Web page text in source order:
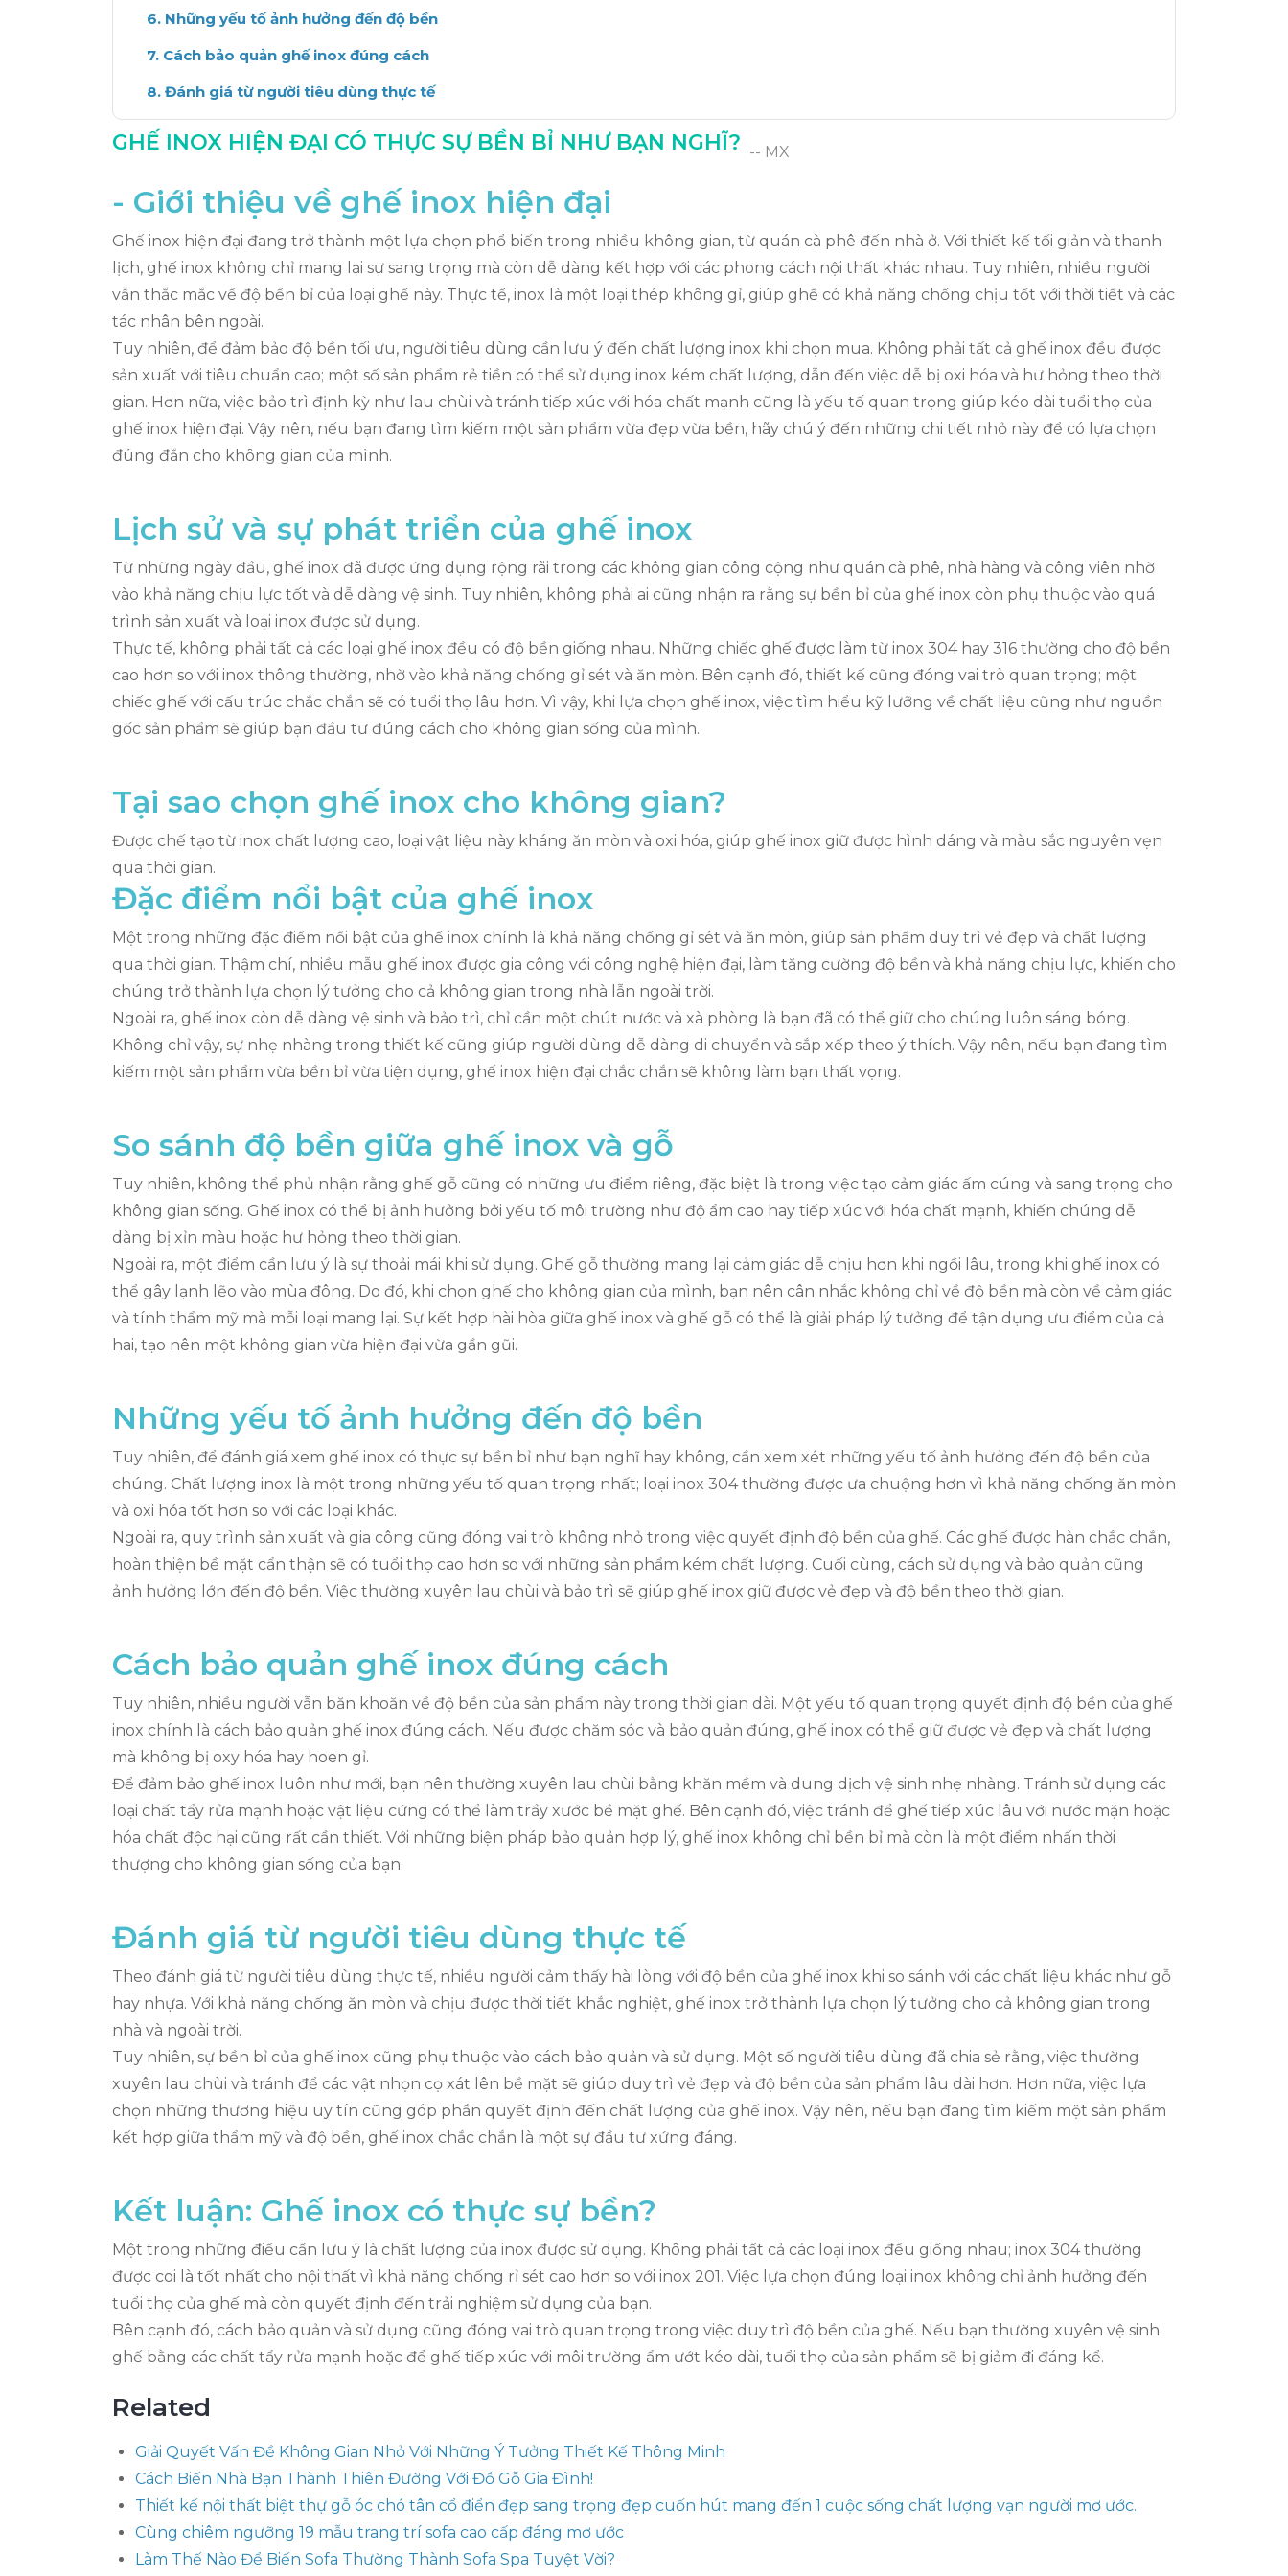
Những yếu tố ảnh hưởng đến độ bền
Cách bảo quản ghế inox đúng cách
Đánh giá từ người tiêu dùng thực tế
Kết luận: Ghế inox có thực sự bền?
GHẾ INOX HIỆN ĐẠI CÓ THỰC SỰ BỀN BỈ NHƯ BẠN NGHĨ? -- MX
- Giới thiệu về ghế inox hiện đại
Ghế inox hiện đại đang trở thành một lựa chọn phổ biến trong nhiều không gian, từ quán cà phê đến nhà ở. Với thiết kế tối giản và thanh
lịch, ghế inox không chỉ mang lại sự sang trọng mà còn dễ dàng kết hợp với các phong cách nội thất khác nhau. Tuy nhiên, nhiều người
vẫn thắc mắc về độ bền bỉ của loại ghế này. Thực tế, inox là một loại thép không gỉ, giúp ghế có khả năng chống chịu tốt với thời tiết và các
tác nhân bên ngoài.
Tuy nhiên, để đảm bảo độ bền tối ưu, người tiêu dùng cần lưu ý đến chất lượng inox khi chọn mua. Không phải tất cả ghế inox đều được
sản xuất với tiêu chuẩn cao; một số sản phẩm rẻ tiền có thể sử dụng inox kém chất lượng, dẫn đến việc dễ bị oxi hóa và hư hỏng theo thời
gian. Hơn nữa, việc bảo trì định kỳ như lau chùi và tránh tiếp xúc với hóa chất mạnh cũng là yếu tố quan trọng giúp kéo dài tuổi thọ của
ghế inox hiện đại. Vậy nên, nếu bạn đang tìm kiếm một sản phẩm vừa đẹp vừa bền, hãy chú ý đến những chi tiết nhỏ này để có lựa chọn
đúng đắn cho không gian của mình.
Lịch sử và sự phát triển của ghế inox
Từ những ngày đầu, ghế inox đã được ứng dụng rộng rãi trong các không gian công cộng như quán cà phê, nhà hàng và công viên nhờ
vào khả năng chịu lực tốt và dễ dàng vệ sinh. Tuy nhiên, không phải ai cũng nhận ra rằng sự bền bỉ của ghế inox còn phụ thuộc vào quá
trình sản xuất và loại inox được sử dụng.
Thực tế, không phải tất cả các loại ghế inox đều có độ bền giống nhau. Những chiếc ghế được làm từ inox 304 hay 316 thường cho độ bền
cao hơn so với inox thông thường, nhờ vào khả năng chống gỉ sét và ăn mòn. Bên cạnh đó, thiết kế cũng đóng vai trò quan trọng; một
chiếc ghế với cấu trúc chắc chắn sẽ có tuổi thọ lâu hơn. Vì vậy, khi lựa chọn ghế inox, việc tìm hiểu kỹ lưỡng về chất liệu cũng như nguồn
gốc sản phẩm sẽ giúp bạn đầu tư đúng cách cho không gian sống của mình.
Tại sao chọn ghế inox cho không gian?
Được chế tạo từ inox chất lượng cao, loại vật liệu này kháng ăn mòn và oxi hóa, giúp ghế inox giữ được hình dáng và màu sắc nguyên vẹn
qua thời gian.
Đặc điểm nổi bật của ghế inox
Một trong những đặc điểm nổi bật của ghế inox chính là khả năng chống gỉ sét và ăn mòn, giúp sản phẩm duy trì vẻ đẹp và chất lượng
qua thời gian. Thậm chí, nhiều mẫu ghế inox được gia công với công nghệ hiện đại, làm tăng cường độ bền và khả năng chịu lực, khiến cho
chúng trở thành lựa chọn lý tưởng cho cả không gian trong nhà lẫn ngoài trời.
Ngoài ra, ghế inox còn dễ dàng vệ sinh và bảo trì, chỉ cần một chút nước và xà phòng là bạn đã có thể giữ cho chúng luôn sáng bóng.
Không chỉ vậy, sự nhẹ nhàng trong thiết kế cũng giúp người dùng dễ dàng di chuyển và sắp xếp theo ý thích. Vậy nên, nếu bạn đang tìm
kiếm một sản phẩm vừa bền bỉ vừa tiện dụng, ghế inox hiện đại chắc chắn sẽ không làm bạn thất vọng.
So sánh độ bền giữa ghế inox và gỗ
Tuy nhiên, không thể phủ nhận rằng ghế gỗ cũng có những ưu điểm riêng, đặc biệt là trong việc tạo cảm giác ấm cúng và sang trọng cho
không gian sống. Ghế inox có thể bị ảnh hưởng bởi yếu tố môi trường như độ ẩm cao hay tiếp xúc với hóa chất mạnh, khiến chúng dễ
dàng bị xỉn màu hoặc hư hỏng theo thời gian.
Ngoài ra, một điểm cần lưu ý là sự thoải mái khi sử dụng. Ghế gỗ thường mang lại cảm giác dễ chịu hơn khi ngồi lâu, trong khi ghế inox có
thể gây lạnh lẽo vào mùa đông. Do đó, khi chọn ghế cho không gian của mình, bạn nên cân nhắc không chỉ về độ bền mà còn về cảm giác
và tính thẩm mỹ mà mỗi loại mang lại. Sự kết hợp hài hòa giữa ghế inox và ghế gỗ có thể là giải pháp lý tưởng để tận dụng ưu điểm của cả
hai, tạo nên một không gian vừa hiện đại vừa gần gũi.
Những yếu tố ảnh hưởng đến độ bền
Tuy nhiên, để đánh giá xem ghế inox có thực sự bền bỉ như bạn nghĩ hay không, cần xem xét những yếu tố ảnh hưởng đến độ bền của
chúng. Chất lượng inox là một trong những yếu tố quan trọng nhất; loại inox 304 thường được ưa chuộng hơn vì khả năng chống ăn mòn
và oxi hóa tốt hơn so với các loại khác.
Ngoài ra, quy trình sản xuất và gia công cũng đóng vai trò không nhỏ trong việc quyết định độ bền của ghế. Các ghế được hàn chắc chắn,
hoàn thiện bề mặt cẩn thận sẽ có tuổi thọ cao hơn so với những sản phẩm kém chất lượng. Cuối cùng, cách sử dụng và bảo quản cũng
ảnh hưởng lớn đến độ bền. Việc thường xuyên lau chùi và bảo trì sẽ giúp ghế inox giữ được vẻ đẹp và độ bền theo thời gian.
Cách bảo quản ghế inox đúng cách
Tuy nhiên, nhiều người vẫn băn khoăn về độ bền của sản phẩm này trong thời gian dài. Một yếu tố quan trọng quyết định độ bền của ghế
inox chính là cách bảo quản ghế inox đúng cách. Nếu được chăm sóc và bảo quản đúng, ghế inox có thể giữ được vẻ đẹp và chất lượng
mà không bị oxy hóa hay hoen gỉ.
Để đảm bảo ghế inox luôn như mới, bạn nên thường xuyên lau chùi bằng khăn mềm và dung dịch vệ sinh nhẹ nhàng. Tránh sử dụng các
loại chất tẩy rửa mạnh hoặc vật liệu cứng có thể làm trầy xước bề mặt ghế. Bên cạnh đó, việc tránh để ghế tiếp xúc lâu với nước mặn hoặc
hóa chất độc hại cũng rất cần thiết. Với những biện pháp bảo quản hợp lý, ghế inox không chỉ bền bỉ mà còn là một điểm nhấn thời
thượng cho không gian sống của bạn.
Đánh giá từ người tiêu dùng thực tế
Theo đánh giá từ người tiêu dùng thực tế, nhiều người cảm thấy hài lòng với độ bền của ghế inox khi so sánh với các chất liệu khác như gỗ
hay nhựa. Với khả năng chống ăn mòn và chịu được thời tiết khắc nghiệt, ghế inox trở thành lựa chọn lý tưởng cho cả không gian trong
nhà và ngoài trời.
Tuy nhiên, sự bền bỉ của ghế inox cũng phụ thuộc vào cách bảo quản và sử dụng. Một số người tiêu dùng đã chia sẻ rằng, việc thường
xuyên lau chùi và tránh để các vật nhọn cọ xát lên bề mặt sẽ giúp duy trì vẻ đẹp và độ bền của sản phẩm lâu dài hơn. Hơn nữa, việc lựa
chọn những thương hiệu uy tín cũng góp phần quyết định đến chất lượng của ghế inox. Vậy nên, nếu bạn đang tìm kiếm một sản phẩm
kết hợp giữa thẩm mỹ và độ bền, ghế inox chắc chắn là một sự đầu tư xứng đáng.
Kết luận: Ghế inox có thực sự bền?
Một trong những điều cần lưu ý là chất lượng của inox được sử dụng. Không phải tất cả các loại inox đều giống nhau; inox 304 thường
được coi là tốt nhất cho nội thất vì khả năng chống rỉ sét cao hơn so với inox 201. Việc lựa chọn đúng loại inox không chỉ ảnh hưởng đến
tuổi thọ của ghế mà còn quyết định đến trải nghiệm sử dụng của bạn.
Bên cạnh đó, cách bảo quản và sử dụng cũng đóng vai trò quan trọng trong việc duy trì độ bền của ghế. Nếu bạn thường xuyên vệ sinh
ghế bằng các chất tẩy rửa mạnh hoặc để ghế tiếp xúc với môi trường ẩm ướt kéo dài, tuổi thọ của sản phẩm sẽ bị giảm đi đáng kể.
Related
Giải Quyết Vấn Đề Không Gian Nhỏ Với Những Ý Tưởng Thiết Kế Thông Minh
Cách Biến Nhà Bạn Thành Thiên Đường Với Đồ Gỗ Gia Đình!
Thiết kế nội thất biệt thự gỗ óc chó tân cổ điển đẹp sang trọng đẹp cuốn hút mang đến 1 cuộc sống chất lượng vạn người mơ ước.
Cùng chiêm ngưỡng 19 mẫu trang trí sofa cao cấp đáng mơ ước
Làm Thế Nào Để Biến Sofa Thường Thành Sofa Spa Tuyệt Vời?